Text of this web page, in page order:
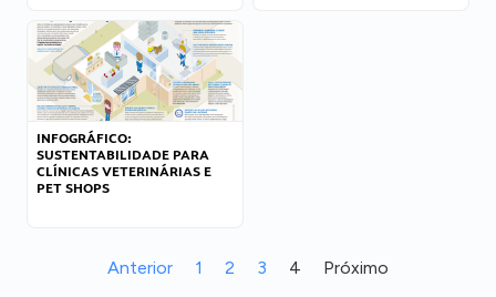
INFOGRÁFICO:
SUSTENTABILIDADE PARA
CLÍNICAS VETERINÁRIAS E
PET SHOPS
Anterior 1 2 3 4 Próximo